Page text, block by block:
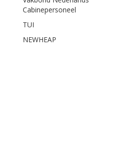
Cabinepersoneel
TUI
NEWHEAP